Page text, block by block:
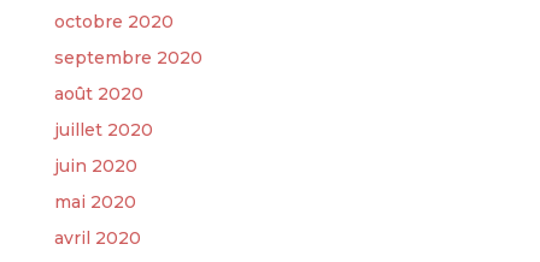
octobre 2020
septembre 2020
août 2020
juillet 2020
juin 2020
mai 2020
avril 2020